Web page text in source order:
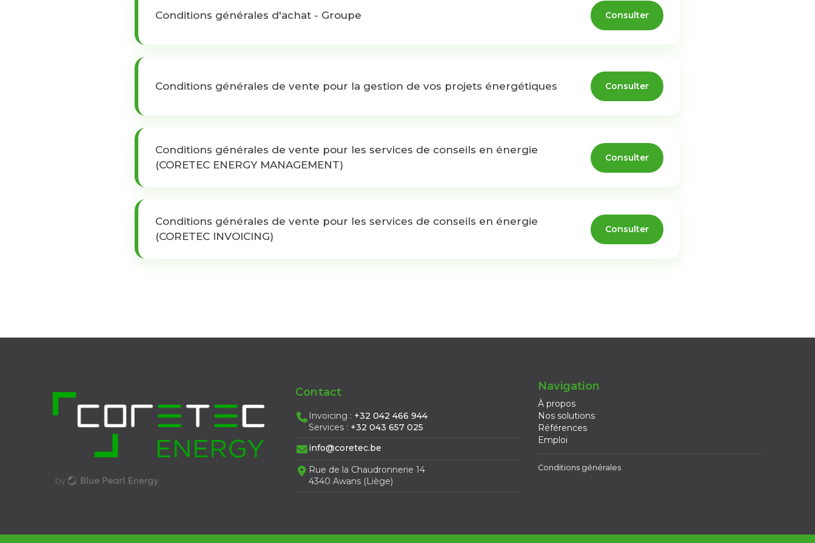
Conditions générales d'achat - Groupe Consulter
Conditions générales de vente pour la gestion de vos projets énergétiques Consulter
Conditions générales de vente pour les services de conseils en énergie
(CORETEC ENERGY MANAGEMENT)
Consulter
Conditions générales de vente pour les services de conseils en énergie
(CORETEC INVOICING)
Consulter
Contact
Invoicing : +32 042 466 944
Services : +32 043 657 025
info@coretec.be
Rue de la Chaudronnerie 14
4340 Awans (Liège)
Navigation
À propos
Nos solutions
Références
Emploi
Conditions générales